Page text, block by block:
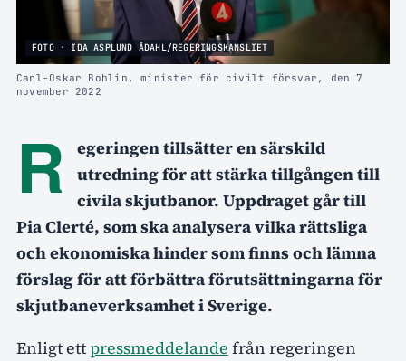
FOTO · IDA ASPLUND ÅDAHL/REGERINGSKANSLIET
Carl-Oskar Bohlin, minister för civilt försvar, den 7
november 2022
R
egeringen tillsätter en särskild
utredning för att stärka tillgången till
civila skjutbanor. Uppdraget går till
Pia Clerté, som ska analysera vilka rättsliga
och ekonomiska hinder som finns och lämna
förslag för att förbättra förutsättningarna för
skjutbaneverksamhet i Sverige.
Enligt ettpressmeddelande från regeringen